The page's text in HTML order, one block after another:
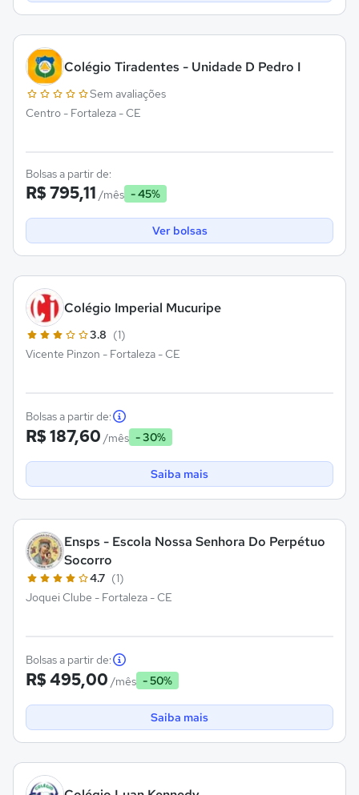
Colégio Tiradentes - Unidade D Pedro I
Sem avaliações
Centro - Fortaleza - CE
Bolsas a partir de:
R$ 795,11 /mês - 45%
Ver bolsas
Colégio Imperial Mucuripe
3.8 (1)
Vicente Pinzon - Fortaleza - CE
Bolsas a partir de:
R$ 187,60 /mês - 30%
Saiba mais
Ensps - Escola Nossa Senhora Do Perpétuo
Socorro
4.7 (1)
Joquei Clube - Fortaleza - CE
Bolsas a partir de:
R$ 495,00 /mês - 50%
Saiba mais